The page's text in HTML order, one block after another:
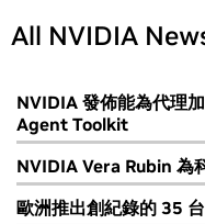
All NVIDIA
NVIDIA 發佈能為代理
Agent Toolkit
NVIDIA Vera Rubin 為
歐洲推出創紀錄的 35